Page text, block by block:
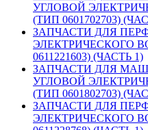
УГЛОВОЙ
(ТИП 0601702703)
ЗАПЧАСТИ ДЛЯ
ЭЛЕКТРИЧЕСКОГО
0611221603) (ЧАСТЬ 1)
ЗАПЧАСТИ ДЛЯ
УГЛОВОЙ
(ТИП 0601802703)
ЗАПЧАСТИ ДЛЯ
ЭЛЕКТРИЧЕСКОГО